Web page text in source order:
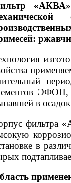
«АКВА»
ЭФОН,
в
фильтра
в